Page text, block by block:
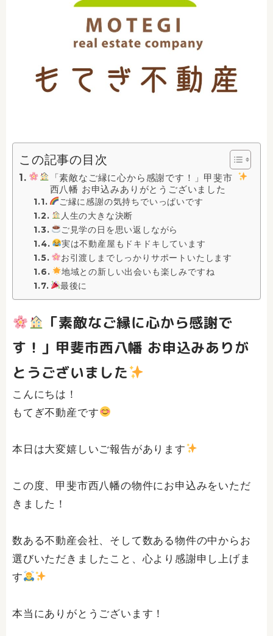
この記事の目次
「素敵なご縁に心から感謝です！」甲斐市
西八幡 お申込みありがとうございました
ご縁に感謝の気持ちでいっぱいです
人生の大きな決断
ご見学の日を思い返しながら
実は不動産屋もドキドキしています
お引渡しまでしっかりサポートいたします
地域との新しい出会いも楽しみですね
最後に
「素敵なご縁に心から感謝で
す！」甲斐市西八幡 お申込みありが
とうございました
こんにちは！
もてぎ不動産です
本日は大変嬉しいご報告があります
この度、甲斐市西八幡の物件にお申込みをいただ
きました！
数ある不動産会社、そして数ある物件の中からお
選びいただきましたこと、心より感謝申し上げま
す
本当にありがとうございます！